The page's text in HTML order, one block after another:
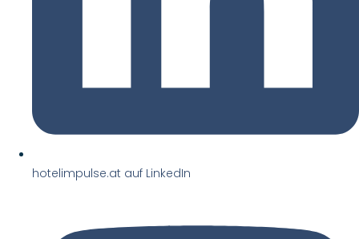
hotelimpulse.at auf LinkedIn